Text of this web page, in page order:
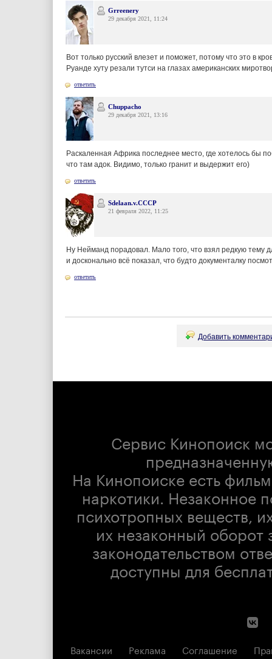
Grreenery
29 декабря 2021, 11:24
Вот только русский влезет и поможет, потому что это в
Руанде хуту резали тутси на глазах американских
ответить
Chuppacho
29 декабря 2021, 13:16
Раскаленная Африка последнее место, где хотелось бы
что там адок. Видимо, только гранит и выдержит его)
ответить
Sdelaan.v.CCCP
21 февраля 2022, 11:25
Ну Нейманд порадовал. Мало того, что взял редкую тему
и досконально всё показал, что будто документалку
ответить
Добавить
Сервис Кинопоиск
На Кинопоиске есть
наркотики. Незаконное
психотропных веществ,
их незаконный оборот
законодательством
доступны для
Вакансии Реклама Соглашение